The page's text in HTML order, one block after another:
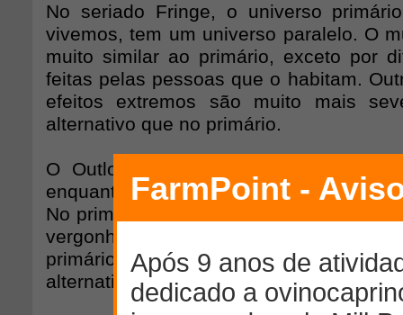
No seriado Fringe, o universo
vivemos, tem um universo paralelo. O
muito similar ao primário, exceto por
feitas pelas pessoas que o habitam.
efeitos extremos são muito mais
alternativo que no primário.
O Outlook Brasil 2022 é o universo
enquanto a campanha Veta, Dilma é
No primário, o Brasil tem orgulho do
vergonha. A reforma do Código
primário, seria vista como
alternativo, as pessoas clamam pelo